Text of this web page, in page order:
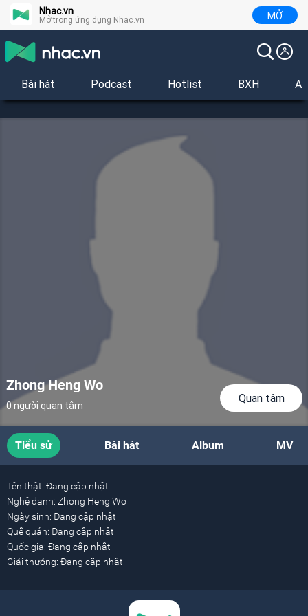
Nhac.vn
Mở trong ứng dụng Nhac.vn MỞ
Bài hát Podcast Hotlist BXH
Zhong Heng Wo
0 người quan tâm
Quan tâm
Tiểu sử Bài hát Album MV
Tên thật: Đang cập nhật
Nghệ danh: Zhong Heng Wo
Ngày sinh: Đang cập nhật
Quê quán: Đang cập nhật
Quốc gia: Đang cập nhật
Giải thưởng: Đang cập nhật